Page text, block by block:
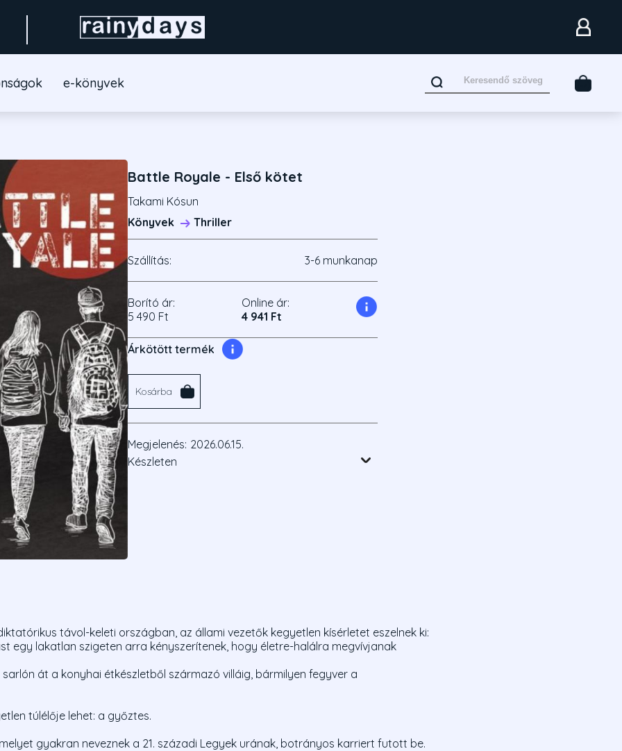
e-könyvek
Battle Royale - Első kötet
Takami Kósun
Könyvek
Thriller
Szállítás: 3-6 munkanap
Borító ár:
5 490 Ft
Online ár:
4 941 Ft
Árkötött termék
Kosárba
Megjelenés: 2026.06.15.
Készleten
távol-keleti országban, az állami vezetők kegyetlen kísérletet eszelnek ki:
egy lakatlan szigeten arra kényszerítenek, hogy életre-halálra megvívjanak
át a konyhai étkészletből származó villáig, bármilyen fegyver a
túlélője lehet: a győztes.
gyakran neveznek a 21. századi Legyek urának, botrányos karriert futott be.